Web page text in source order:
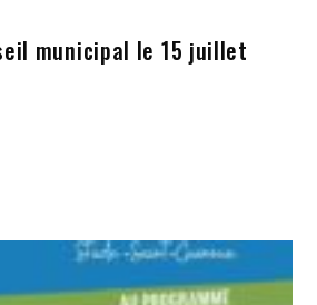
municipal le 15 juillet